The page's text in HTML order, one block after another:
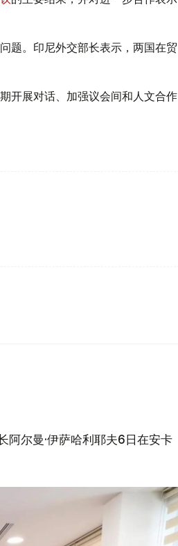
题。印尼外交部长表示，两国在贸
开展对话、加强议会间和人文合作
阿尔曼·伊萨哈利耶夫6日在安卡